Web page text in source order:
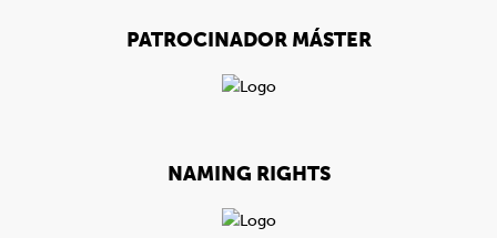
PATROCINADOR MÁSTER
NAMING RIGHTS